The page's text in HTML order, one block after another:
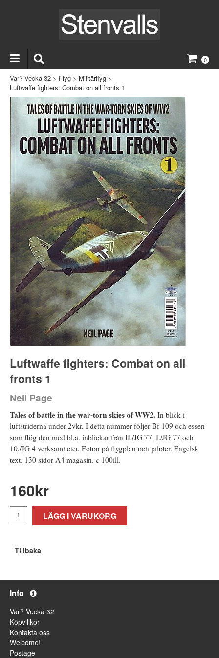
0
Var? Vecka 32 > Flyg > Militärflyg >
Luftwaffe fighters: Combat on all fronts 1
Luftwaffe fighters: Combat on all
fronts 1
Neil Page
Tales of battle in the war-torn skies of WW2. In blick i
luftstriderna under 2vkr. I detta nummer följer Bf 109 och essen
som flög den med bl.a. inblickar från II./JG 77, I./JG 77 och
10./JG 4 verksamheter. Foton på flygplan och piloter. Engelsk
text. 130 sidor A4 magasin. c 100ill.
160kr
LÄGG I VARUKORG
Tillbaka
Info
Var? Vecka 32
Köpvillkor
Kontakta oss
Welcome!
Postage